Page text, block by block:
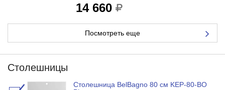
14 660
Посмотреть еще
Столешницы
Столешница BelBagno 80 см KEP-80-BO